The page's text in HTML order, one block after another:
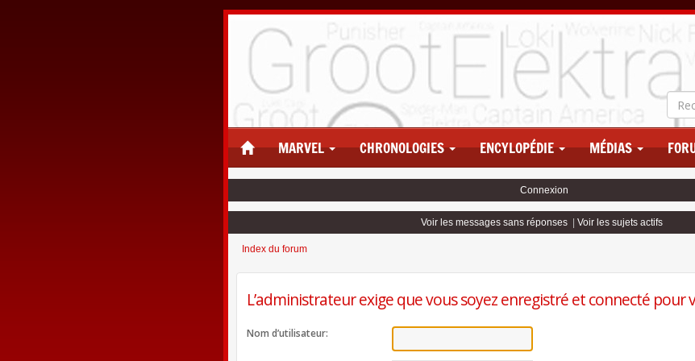
MARVEL CHRONOLOGIES ENCYLOPÉDIE MÉDIAS
Connexion
Voir les messages sans réponses Voir les sujets actifs
Index du forum
L’administrateur exige que vous soyez enregistré et connecté pour
Nom d’utilisateur: